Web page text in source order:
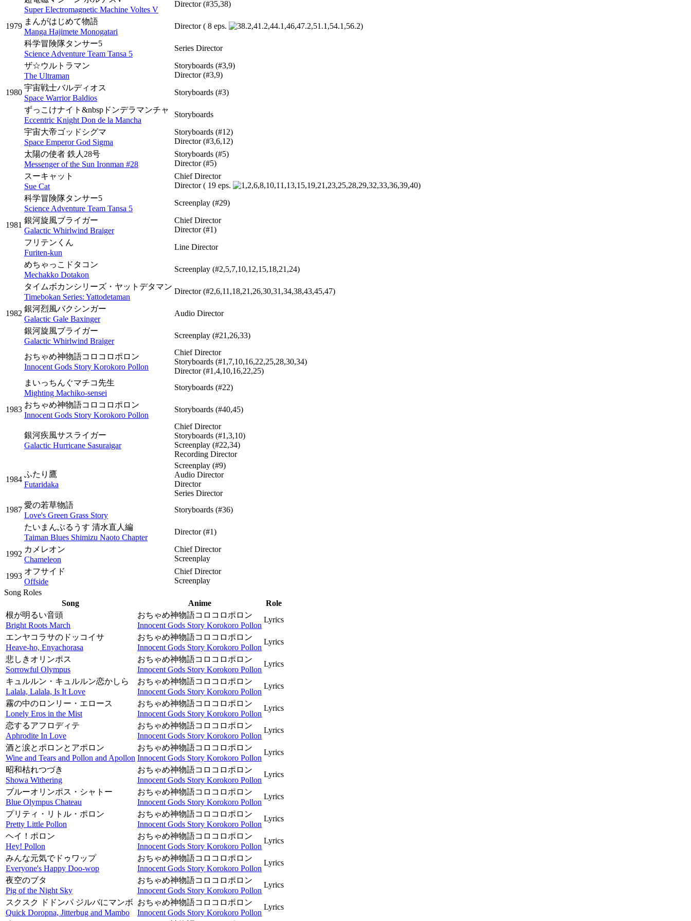
Super Electromagnetic Machine Voltes V
Director(#35,38)
1979
まんがはじめて物語
Manga Hajimete Monogatari
Director( 8 eps.
)
科学冒険隊タンサー5
Science Adventure Team Tansa 5
Series Director
ザ☆ウルトラマン
The Ultraman
Storyboards (#3,9)
Director(#3,9)
1980
宇宙戦士バルディオス
Space Warrior Baldios
Storyboards (#3)
ずっこけナイト&nbspドンデラマンチャ
Eccentric Knight Don de la Mancha
Storyboards
宇宙大帝ゴッドシグマ
Space Emperor God Sigma
Storyboards (#12)
Director(#3,6,12)
太陽の使者 鉄人28号
Messenger of the Sun Ironman #28
Storyboards (#5)
Director(#5)
スーキャット
Sue Cat
Chief Director
Director( 19 eps.
)
科学冒険隊タンサー5
Science Adventure Team Tansa 5
Screenplay (#29)
1981
銀河旋風ブライガー
Galactic Whirlwind Braiger
Chief Director
Director(#1)
フリテンくん
Furiten-kun
Line Director
めちゃっこドタコン
Mechakko Dotakon
Screenplay (#2,5,7,10,12,15,18,21,24)
タイムボカンシリーズ・ヤットデタマン
Timebokan Series: Yattodetaman
Director(#2,6,11,18,21,26,30,31,34,38,43,45,47)
1982
銀河烈風バクシンガー
Galactic Gale Baxinger
Audio Director
銀河旋風ブライガー
Galactic Whirlwind Braiger
Screenplay (#21,26,33)
おちゃめ神物語コロコロポロン
Innocent Gods Story Korokoro Pollon
Chief Director
Storyboards (#1,7,10,16,22,25,28,30,34)
Director(#1,4,10,16,22,25)
まいっちんぐマチコ先生
Mighting Machiko-sensei
Storyboards (#22)
1983
おちゃめ神物語コロコロポロン
Innocent Gods Story Korokoro Pollon
Storyboards (#40,45)
銀河疾風サスライガー
Galactic Hurricane Sasuraigar
Chief Director
Storyboards (#1,3,10)
Screenplay (#22,34)
Recording Director
1984
ふたり鷹
Futaridaka
Screenplay (#9)
Audio Director
Director
Series Director
1987
愛の若草物語
Love's Green Grass Story
Storyboards (#36)
たいまんぶるうす 清水直人編
Taiman Blues Shimizu Naoto Chapter
Director(#1)
1992
カメレオン
Chameleon
Chief Director
Screenplay
1993
オフサイド
Offside
Chief Director
Screenplay
Song Roles
Song
Anime
Role
根が明るい音頭
Bright Roots March
おちゃめ神物語コロコロポロン
Innocent Gods Story Korokoro Pollon
Lyrics
エンヤコラサのドッコイサ
Heave-ho, Enyachorasa
おちゃめ神物語コロコロポロン
Innocent Gods Story Korokoro Pollon
Lyrics
悲しきオリンポス
Sorrowful Olympus
おちゃめ神物語コロコロポロン
Innocent Gods Story Korokoro Pollon
Lyrics
キュルルン・キュルルン恋かしら
Lalala, Lalala, Is It Love
おちゃめ神物語コロコロポロン
Innocent Gods Story Korokoro Pollon
Lyrics
霧の中のロンリー・エロース
Lonely Eros in the Mist
おちゃめ神物語コロコロポロン
Innocent Gods Story Korokoro Pollon
Lyrics
恋するアフロディテ
Aphrodite In Love
おちゃめ神物語コロコロポロン
Innocent Gods Story Korokoro Pollon
Lyrics
酒と涙とポロンとアポロン
Wine and Tears and Pollon and Apollon
おちゃめ神物語コロコロポロン
Innocent Gods Story Korokoro Pollon
Lyrics
昭和枯れつづき
Showa Withering
おちゃめ神物語コロコロポロン
Innocent Gods Story Korokoro Pollon
Lyrics
ブルーオリンポス・シャトー
Blue Olympus Chateau
おちゃめ神物語コロコロポロン
Innocent Gods Story Korokoro Pollon
Lyrics
プリティ・リトル・ポロン
Pretty Little Pollon
おちゃめ神物語コロコロポロン
Innocent Gods Story Korokoro Pollon
Lyrics
ヘイ！ポロン
Hey! Pollon
おちゃめ神物語コロコロポロン
Innocent Gods Story Korokoro Pollon
Lyrics
みんな元気でドゥワップ
Everyone's Happy Doo-wop
おちゃめ神物語コロコロポロン
Innocent Gods Story Korokoro Pollon
Lyrics
夜空のブタ
Pig of the Night Sky
おちゃめ神物語コロコロポロン
Innocent Gods Story Korokoro Pollon
Lyrics
スクスク ドドンパ ジルバにマンボ
Quick Doropna, Jitterbug and Mambo
おちゃめ神物語コロコロポロン
Innocent Gods Story Korokoro Pollon
Lyrics